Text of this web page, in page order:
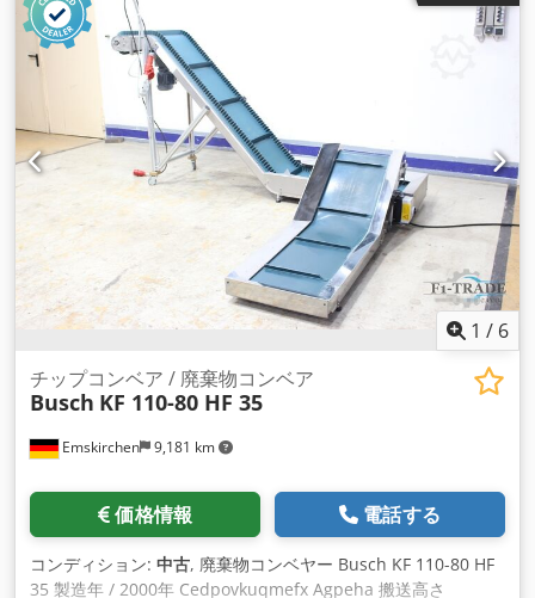
1 / 6
Emskirchen 9,181 km
チップコンベア / 廃棄物コンベア
Busch KF 110-80 HF 35
価格情報 電話する
コンディション: 中古, 廃棄物コンベヤー Busch KF 110-80 HF
35 製造年 / 2000年 Cedpovkuqmefx Agpeha 搬送高さ